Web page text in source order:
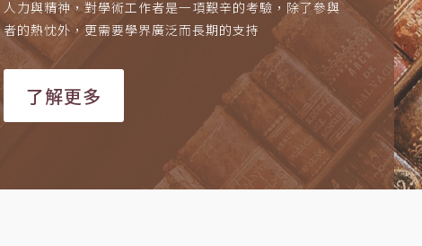
人力與精神，對學術工作者是一項艱辛的考驗，除了參與
者的熱忱外，更需要學界廣泛而長期的支持
了解更多